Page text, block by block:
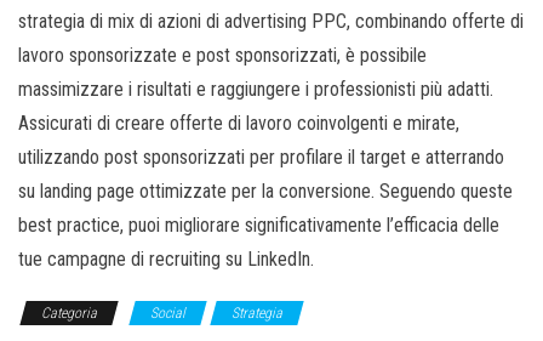
strategia di mix di azioni di advertising PPC, combinando offerte di
lavoro sponsorizzate e post sponsorizzati, è possibile
massimizzare i risultati e raggiungere i professionisti più adatti.
Assicurati di creare offerte di lavoro coinvolgenti e mirate,
utilizzando post sponsorizzati per profilare il target e atterrando
su landing page ottimizzate per la conversione. Seguendo queste
best practice, puoi migliorare significativamente l’efficacia delle
tue campagne di recruiting su LinkedIn.
Categoria Social Strategia